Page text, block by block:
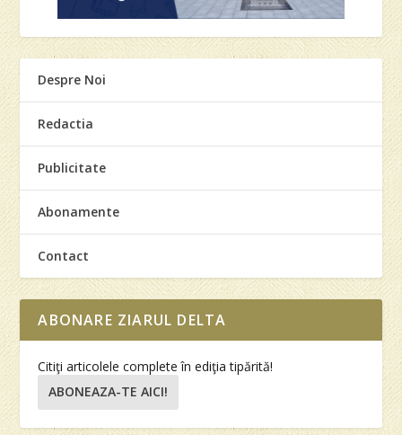
Despre Noi
Redactia
Publicitate
Abonamente
Contact
ABONARE ZIARUL DELTA
Citiţi articolele complete în ediţia tipărită!
ABONEAZA-TE AICI!